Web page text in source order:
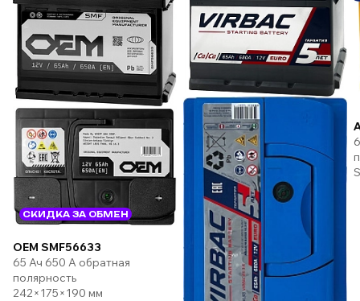
СКИДКА ЗА ОБМЕН
OEM SMF56633
65 Ач 650 А обратная
полярность
242×175×190 мм